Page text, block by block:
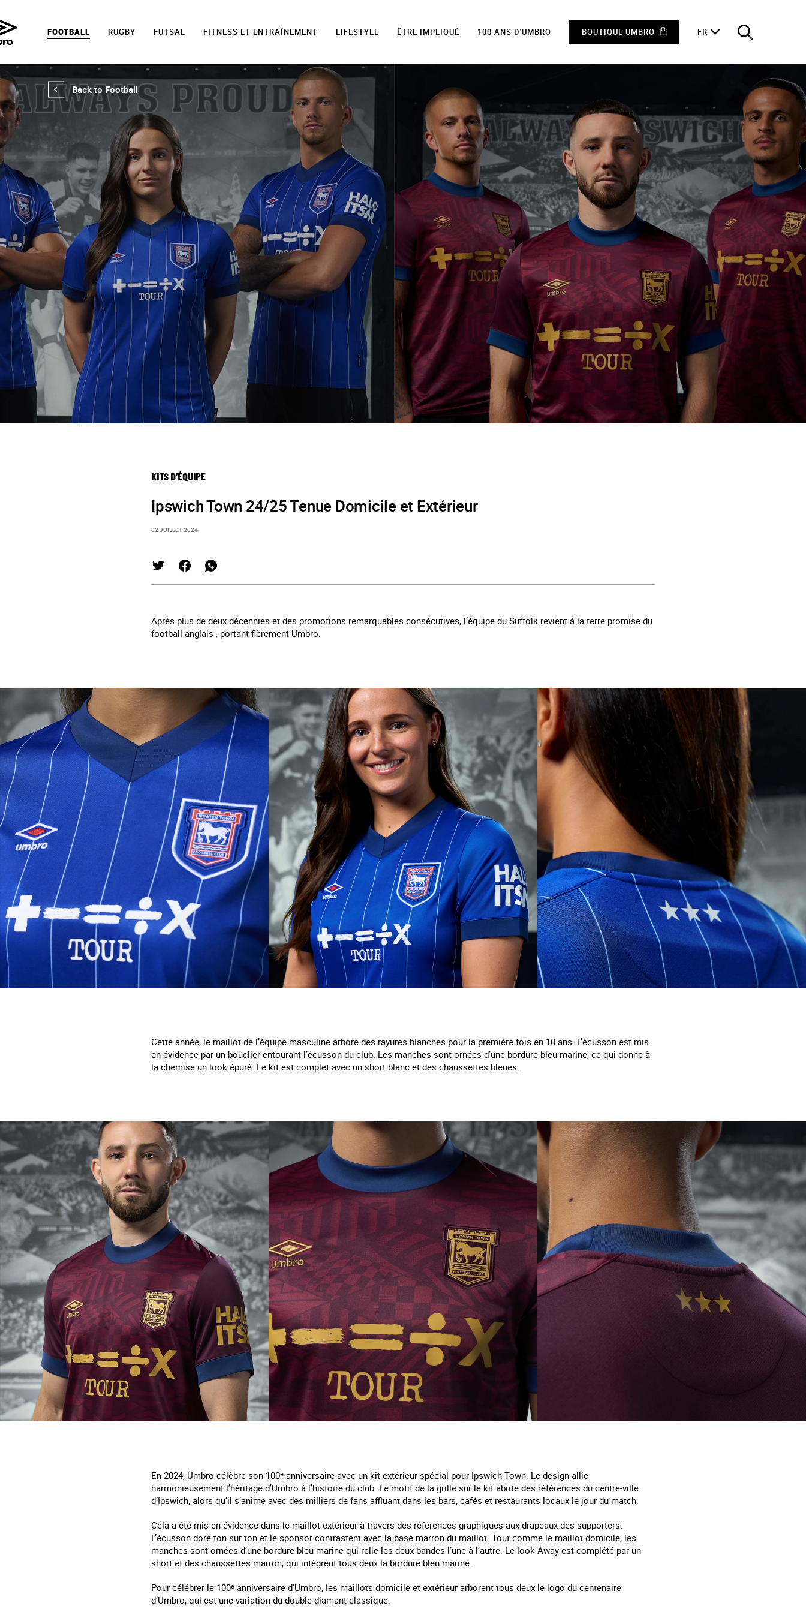
FOOTBALL RUGBY FUTSAL FITNESS ET ENTRAÎNEMENT LIFESTYLE ÊTRE IMPLIQUÉ 100 ANS D'UMBRO BOUTIQUE UMBRO FR
Back to Football
KITS D’ÉQUIPE
Ipswich Town 24/25 Tenue Domicile et Extérieur
02 JUILLET 2024
Après plus de deux décennies et des promotions remarquables consécutives, l’équipe du Suffolk revient à la terre promise du
football anglais , portant fièrement Umbro.
Cette année, le maillot de l’équipe masculine arbore des rayures blanches pour la première fois en 10 ans. L’écusson est mis
en évidence par un bouclier entourant l’écusson du club. Les manches sont ornées d’une bordure bleu marine, ce qui donne à
la chemise un look épuré. Le kit est complet avec un short blanc et des chaussettes bleues.
En 2024, Umbro célèbre son 100e anniversaire avec un kit extérieur spécial pour Ipswich Town. Le design allie
harmonieusement l’héritage d’Umbro à l’histoire du club. Le motif de la grille sur le kit abrite des références du centre-ville
d’Ipswich, alors qu’il s’anime avec des milliers de fans affluant dans les bars, cafés et restaurants locaux le jour du match.
Cela a été mis en évidence dans le maillot extérieur à travers des références graphiques aux drapeaux des supporters.
L’écusson doré ton sur ton et le sponsor contrastent avec la base marron du maillot. Tout comme le maillot domicile, les
manches sont ornées d’une bordure bleu marine qui relie les deux bandes l’une à l’autre. Le look Away est complété par un
short et des chaussettes marron, qui intègrent tous deux la bordure bleu marine.
Pour célébrer le 100e anniversaire d’Umbro, les maillots domicile et extérieur arborent tous deux le logo du centenaire
d’Umbro, qui est une variation du double diamant classique.